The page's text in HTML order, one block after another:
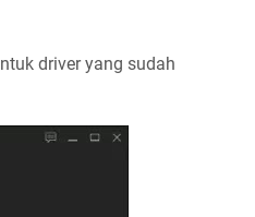
driver yang sudah